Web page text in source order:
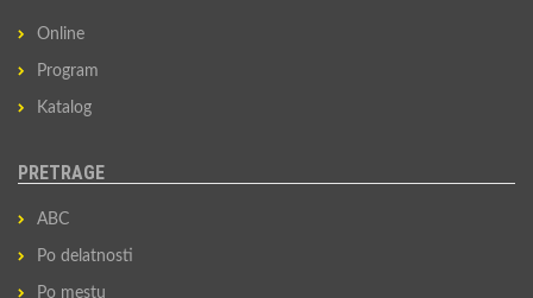
Online
Program
Katalog
PRETRAGE
ABC
Po delatnosti
Po mestu